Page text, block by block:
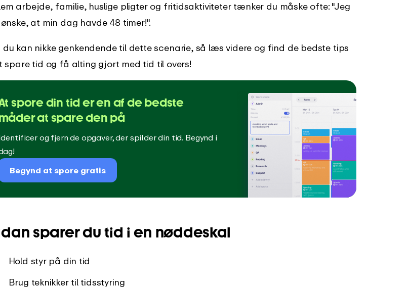
Støttecenter
omfattende vejledninger
arbejde, familie, huslige pligter og fritidsaktiviteter tænker du måske ofte: "Jeg
at min dag havde 48 timer!".
du kan nikke genkendende til dette scenarie, så læs videre og find de bedste tips
spare tid og få alting gjort med tid til overs!
spore din tid er en af de bedste
at spare den på
og fjern de opgaver, der spilder din tid. Begynd i
Begynd at spore gratis
sparer du tid i en nøddeskal
Hold styr på din tid
Brug teknikker til tidsstyring